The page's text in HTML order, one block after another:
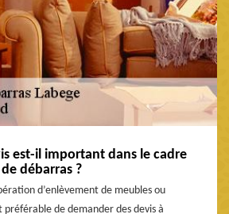
est-il important dans le cadre
débarras ?
d’enlèvement de meubles ou
préférable de demander des devis à